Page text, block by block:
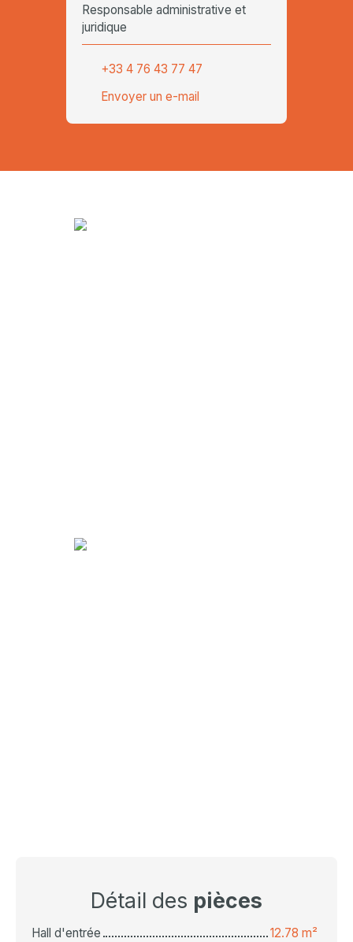
Responsable administrative et
juridique
+33 4 76 43 77 47
Envoyer un e-mail
Détail des pièces
Hall d'entrée
12.78 m²